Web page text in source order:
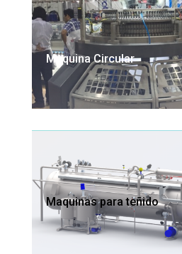
Maquina Circular
Maquinas para teñido